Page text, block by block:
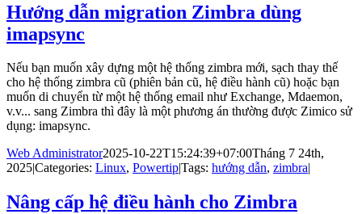
Hướng dẫn migration Zimbra dùng
imapsync
Nếu bạn muốn xây dựng một hệ thống zimbra mới, sạch thay thế
cho hệ thống zimbra cũ (phiên bản cũ, hệ điều hành cũ) hoặc bạn
muốn di chuyển từ một hệ thống email như Exchange, Mdaemon,
v.v... sang Zimbra thì đây là một phương án thường được Zimico sử
dụng: imapsync.
Web Administrator2025-10-22T15:24:39+07:00Tháng 7 24th,
2025|Categories: Linux, Powertip|Tags: hướng dẫn, zimbra|
Nâng cấp hệ điều hành cho Zimbra